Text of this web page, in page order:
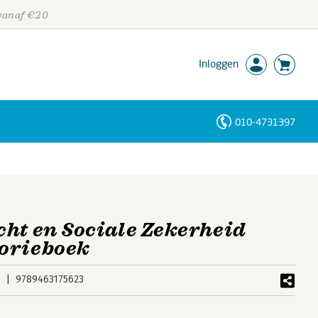
€20
Inloggen
010-4731397
en Sociale Zekerheid
9789463175623
Personen